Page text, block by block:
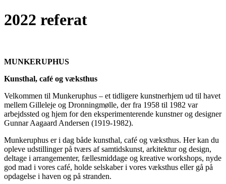
2022 referat
MUNKERUPHUS
Kunsthal, café og væksthus
Velkommen til Munkeruphus – et tidligere kunstnerhjem ud til havet
mellem Gilleleje og Dronningmølle, der fra 1958 til 1982 var
arbejdssted og hjem for den eksperimenterende kunstner og designer
Gunnar Aagaard Andersen (1919-1982).
Munkeruphus er i dag både kunsthal, café og væksthus. Her kan du
opleve udstillinger på tværs af samtidskunst, arkitektur og design,
deltage i arrangementer, fællesmiddage og kreative workshops, nyde
god mad i vores café, holde selskaber i vores væksthus eller gå på
opdagelse i haven og på stranden.